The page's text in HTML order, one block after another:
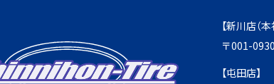
【新川店（本
〒001-
【屯田店】